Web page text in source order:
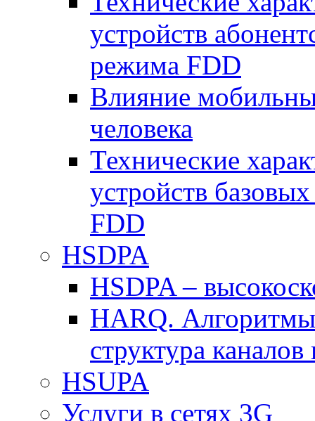
устройств
режима FDD
Влияние
человека
Технические
устройств
FDD
HSDPA
HSDPA –
HARQ.
структура
HSUPA
Услуги в сетях 3G